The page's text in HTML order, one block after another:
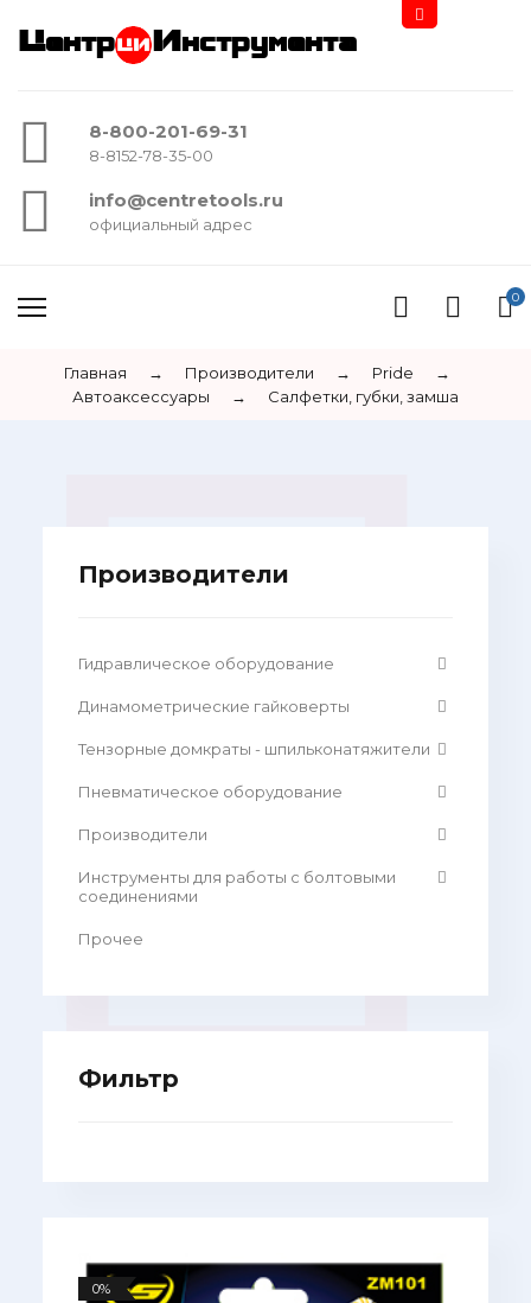
Центр Инструмента
8-800-201-69-31
8-8152-78-35-00
info@centretools.ru
официальный адрес
0
Главная → Производители → Pride
→
Автоаксессуары
→ Салфетки, губки, замша
Производители
Гидравлическое оборудование
Динамометрические гайковерты
Тензорные домкраты - шпильконатяжители
Пневматическое оборудование
Производители
Инструменты для работы с болтовыми
соединениями
Прочее
Фильтр
0%